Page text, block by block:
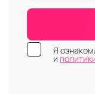
Я
и